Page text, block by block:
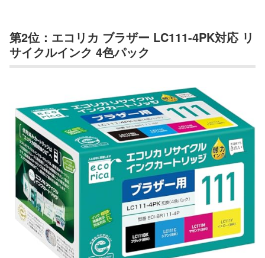
第2位：エコリカ ブラザー LC111-4PK対応 リ
サイクルインク 4色パック